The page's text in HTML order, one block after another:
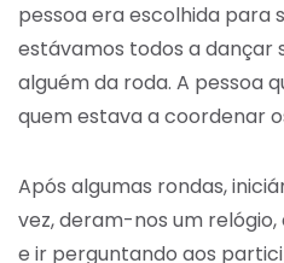
pessoa era escolhida para
estávamos todos a dançar
alguém da roda. A pessoa
quem estava a coordenar
Após algumas rondas,
vez, deram-nos um
e ir perguntando aos